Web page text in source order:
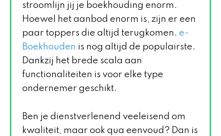
stroomlijn jij je boekhouding enorm.
Hoewel het aanbod enorm is, zijn er een
paar toppers die altijd terugkomen. e-
Boekhouden is nog altijd de populairste.
Dankzij het brede scala aan
functionaliteiten is voor elke type
ondernemer geschikt.
Ben je dienstverlenend veeleisend om
kwaliteit, maar ook qua eenvoud? Dan is